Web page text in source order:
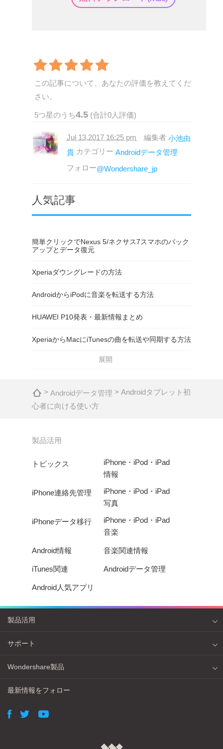
この記事について、あなたの評価を教えてくだ
さい。
5つ星のうち4.5 (合計0 人評価)
Jul 13,2017 16:25 pm 編集者 小池由
貴 カテゴリー Androidデータ管理
フォロー@Wondershare_jp
人気記事
簡単クリックでNexus 5/ネクサス7スマホのバック
アップとデータ復元
Xperiaダウングレードの方法
AndroidからiPodに音楽を転送する方法
HUAWEI P10発表・最新情報まとめ
XperiaからMacにiTunesの曲を転送や同期する方法
展開
> Androidデータ管理 > Androidタブレット初
心者に向ける使い方
製品活用
トピックス
iPhone・iPod・iPad
情報
iPhone連絡先管理
iPhone・iPod・iPad
写真
iPhoneデータ移行
iPhone・iPod・iPad
音楽
Android情報 音楽関連情報
iTunes関連 Androidデータ管理
Android人気アプリ
製品活用
サポート
Wondershare製品
最新情報をフォロー